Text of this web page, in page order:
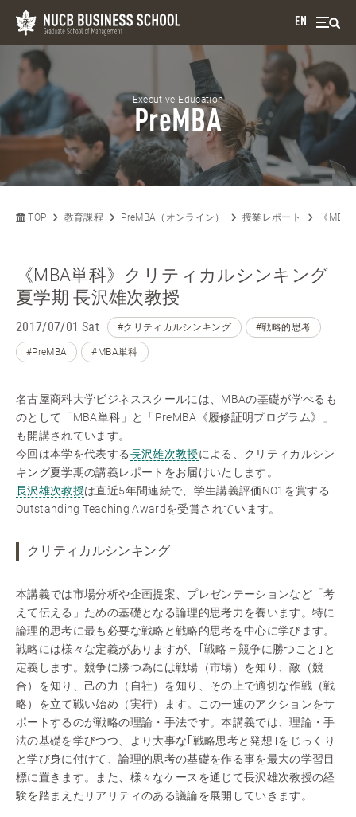
EN
Executive Education
PreMBA
TOP 教育課程 PreMBA（オンライン） 授業レポート 《
《MBA単科》クリティカルシンキング
夏学期 長沢雄次教授
2017/07/01 Sat #クリティカルシンキング #戦略的思考
#PreMBA #MBA単科
名古屋商科大学ビジネススクールには、MBAの基礎が学べるも
のとして「MBA単科」と「PreMBA《履修証明プログラム》」
も開講されています。
今回は本学を代表する長沢雄次教授による、クリティカルシン
キング夏学期の講義レポートをお届けいたします。
長沢雄次教授は直近5年間連続で、学生講義評価NO1を賞する
Outstanding Teaching Awardを受賞されています。
クリティカルシンキング
本講義では市場分析や企画提案、プレゼンテーションなど「考
えて伝える」ための基礎となる論理的思考力を養います。特に
論理的思考に最も必要な戦略と戦略的思考を中心に学びます。
戦略には様々な定義がありますが、｢戦略＝競争に勝つこと｣と
定義します。競争に勝つ為には戦場（市場）を知り、敵（競
合）を知り、己の力（自社）を知り、その上で適切な作戦（戦
略）を立て戦い始め（実行）ます。この一連のアクションをサ
ポートするのが戦略の理論・手法です。本講義では、理論・手
法の基礎を学びつつ、より大事な｢戦略思考と発想｣をじっくり
と学び身に付けて、論理的思考の基礎を作る事を最大の学習目
標に置きます。また、様々なケースを通じて長沢雄次教授の経
験を踏まえたリアリティのある議論を展開していきます。